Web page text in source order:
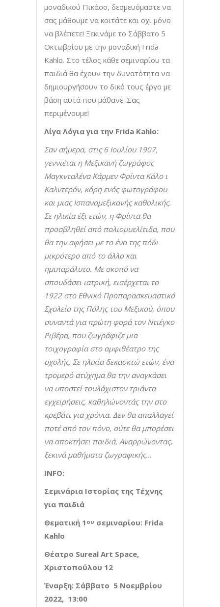
μοναδικού Πικάσο, δεσμευόμαστε να
σας μάθουμε να κοιτάτε και οχι μόνο
να βλέπετε! Ξεκινάμε το Σάββατο 5
Οκτωβρίου με την μοναδική Frida
Kahlo. Στο τέλος κάθε σεμιναρίου τα
παιδιά θα έχουν την δυνατότητα να
δημιουργήσουν το δικό τους έργο με
βάση αυτά που μάθανε. Σας
περιμένουμε!
Λίγα Λόγια για την Frida Kahlo:
Σαν σήμερα, στις 6 Ιουλίου 1907,
γεννιέται η Μεξικανή ζωγράφος
Μαγκνταλένα Κάρμεν Φρίντα Κάλο ι
Καλντερόν, κόρη ενός φωτογράφου
και μιας Ισπανομεξικανής καθολικής.
Σε ηλικία έξι ετών, η Φρίντα θα
προσβληθεί από πολιομυελίτιδα, που
θα την αφήσει με το ένα της πόδι
μικρότερο από το άλλο και
ημιπαράλυτο. Με σκοπό να
σπουδάσει ιατρική, εισέρχεται το
1922 στο Εθνικό Προπαρασκευαστικό
Σχολείο της Πόλης του Μεξικού, όπου
συναντά για πρώτη φορά τον Ντιέγκο
Ριβέρα, που ζωγράφιζε μια
τοιχογραφία στο αμφιθέατρο της
σχολής. Σε ηλικία δεκαοκτώ ετών, ένα
τρομερό ατύχημα θα την αναγκάσει
να υποστεί τουλάχιστον τριάντα
εγχειρήσεις, καθηλώνοντάς την στο
κρεβάτι για χρόνια. Δεν θα απαλλαγεί
ποτέ από τον πόνο, ούτε θα μπορέσει
να αποκτήσει παιδιά. Αναρρώνοντας,
ξεκινά μαθήματα ζωγραφικής…
INFO:
Σεμινάρια Ιστορίας της Τέχνης
για παιδιά
Θεματική 1 ου σεμιναρίου: Frida
Kahlo
Θέατρο Sureal Art Space,
Χριστοπούλου 12
Έναρξη: Σάββατο 5 Νοεμβρίου
2022, 13:00